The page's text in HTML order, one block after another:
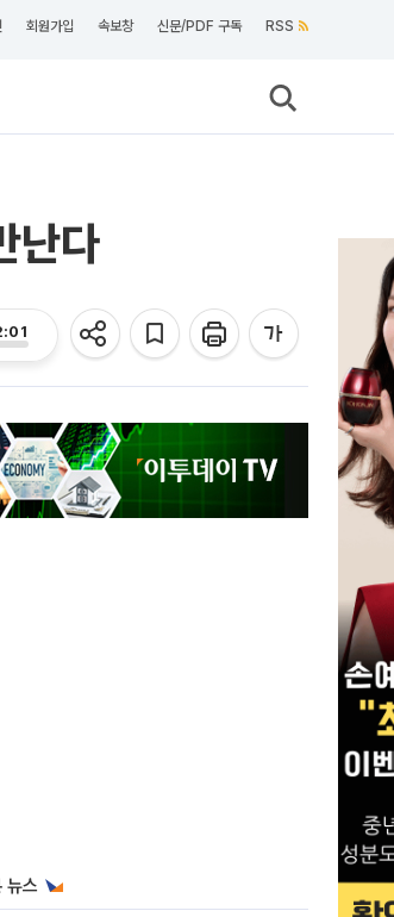
회원가입 속보창 신문/PDF 구독 RSS
난다
뉴스